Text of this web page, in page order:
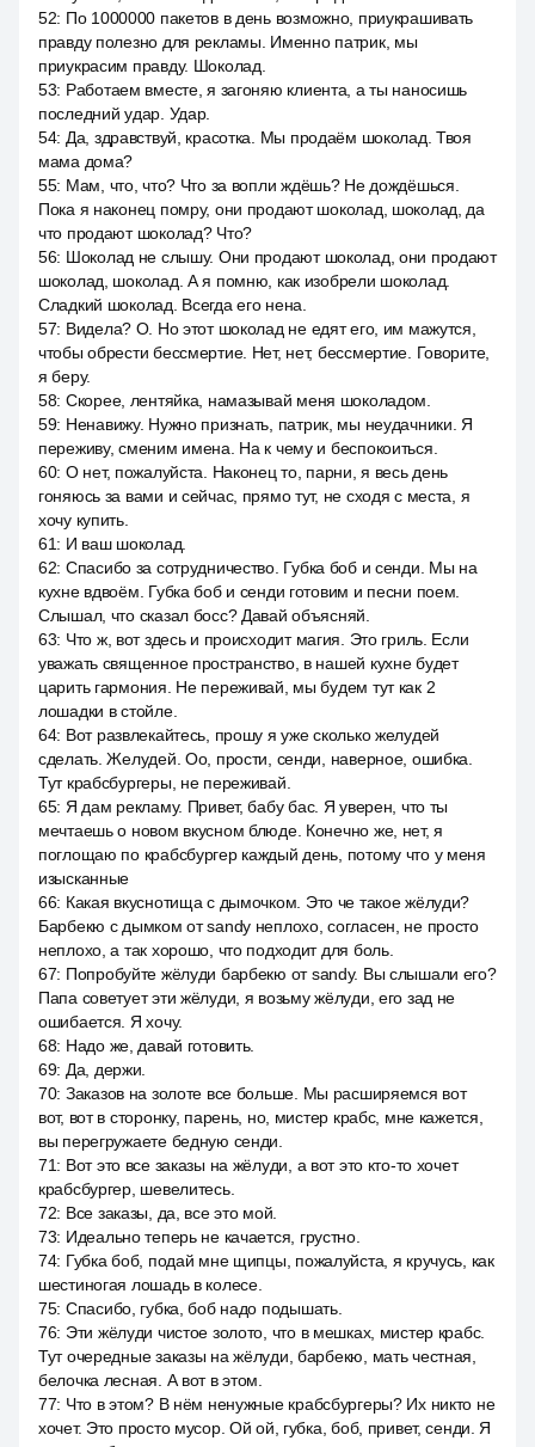
52: По 1000000 пакетов в день возможно, приукрашивать
правду полезно для рекламы. Именно патрик, мы
приукрасим правду. Шоколад.
53: Работаем вместе, я загоняю клиента, а ты наносишь
последний удар. Удар.
54: Да, здравствуй, красотка. Мы продаём шоколад. Твоя
мама дома?
55: Мам, что, что? Что за вопли ждёшь? Не дождёшься.
Пока я наконец помру, они продают шоколад, шоколад, да
что продают шоколад? Что?
56: Шоколад не слышу. Они продают шоколад, они продают
шоколад, шоколад. А я помню, как изобрели шоколад.
Сладкий шоколад. Всегда его нена.
57: Видела? О. Но этот шоколад не едят его, им мажутся,
чтобы обрести бессмертие. Нет, нет, бессмертие. Говорите,
я беру.
58: Скорее, лентяйка, намазывай меня шоколадом.
59: Ненавижу. Нужно признать, патрик, мы неудачники. Я
переживу, сменим имена. На к чему и беспокоиться.
60: О нет, пожалуйста. Наконец то, парни, я весь день
гоняюсь за вами и сейчас, прямо тут, не сходя с места, я
хочу купить.
61: И ваш шоколад.
62: Спасибо за сотрудничество. Губка боб и сенди. Мы на
кухне вдвоём. Губка боб и сенди готовим и песни поем.
Слышал, что сказал босс? Давай объясняй.
63: Что ж, вот здесь и происходит магия. Это гриль. Если
уважать священное пространство, в нашей кухне будет
царить гармония. Не переживай, мы будем тут как 2
лошадки в стойле.
64: Вот развлекайтесь, прошу я уже сколько желудей
сделать. Желудей. Оо, прости, сенди, наверное, ошибка.
Тут крабсбургеры, не переживай.
65: Я дам рекламу. Привет, бабу бас. Я уверен, что ты
мечтаешь о новом вкусном блюде. Конечно же, нет, я
поглощаю по крабсбургер каждый день, потому что у меня
изысканные
66: Какая вкуснотища с дымочком. Это че такое жёлуди?
Барбекю с дымком от sandy неплохо, согласен, не просто
неплохо, а так хорошо, что подходит для боль.
67: Попробуйте жёлуди барбекю от sandy. Вы слышали его?
Папа советует эти жёлуди, я возьму жёлуди, его зад не
ошибается. Я хочу.
68: Надо же, давай готовить.
69: Да, держи.
70: Заказов на золоте все больше. Мы расширяемся вот
вот, вот в сторонку, парень, но, мистер крабс, мне кажется,
вы перегружаете бедную сенди.
71: Вот это все заказы на жёлуди, а вот это кто-то хочет
крабсбургер, шевелитесь.
72: Все заказы, да, все это мой.
73: Идеально теперь не качается, грустно.
74: Губка боб, подай мне щипцы, пожалуйста, я кручусь, как
шестиногая лошадь в колесе.
75: Спасибо, губка, боб надо подышать.
76: Эти жёлуди чистое золото, что в мешках, мистер крабс.
Тут очередные заказы на жёлуди, барбекю, мать честная,
белочка лесная. А вот в этом.
77: Что в этом? В нём ненужные крабсбургеры? Их никто не
хочет. Это просто мусор. Ой ой, губка, боб, привет, сенди. Я